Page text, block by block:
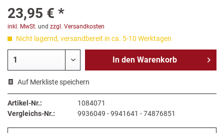
23,95 € *
inkl. MwSt. und zzgl. Versandkosten
Nicht lagernd, versandbereit in ca. 5-10 Werktagen
In den Warenkorb
Auf Merkliste speichern
Artikel-Nr.:
1084071
Vergleichs-Nr.:
9936049 - 9941641 - 74876851